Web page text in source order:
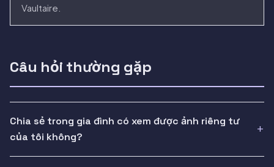
Vaultaire.
Câu hỏi thường gặp
Chia sẻ trong gia đình có xem được ảnh riêng tư
của tôi không?